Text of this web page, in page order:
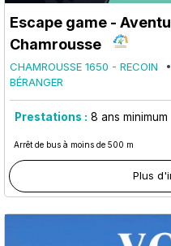
Escape game -
Chamrousse
CHAMROUSSE 1650 - RECOIN
BÉRANGER
Prestations : 8 ans minimum
Arrêt de bus à moins de 500 m
Plus